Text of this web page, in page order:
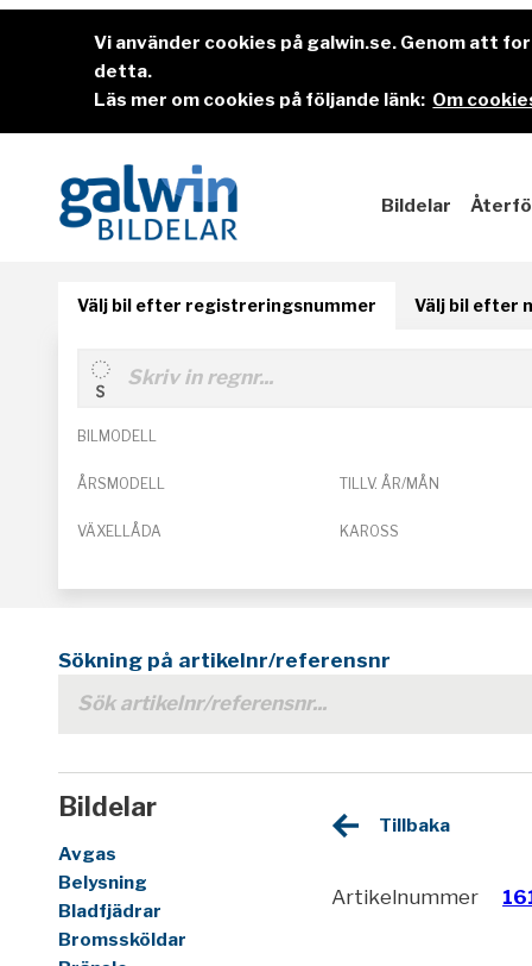
Vi använder cookies på galwin.se. Genom att
detta.
Läs mer om cookies på följande länk: Om
Bildelar
Välj bil efter registreringsnummer Välj bil efter
BILMODELL
ÅRSMODELL TILLV. ÅR/MÅN
VÄXELLÅDA KAROSS
Sökning på artikelnr/referensnr
Bildelar
Avgas
Belysning
Bladfjädrar
Bromssköldar
Tillbaka
Artikelnummer